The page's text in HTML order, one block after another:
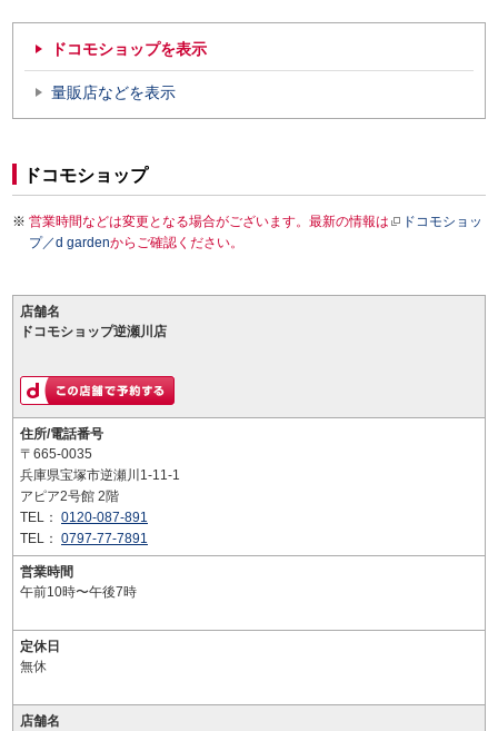
ドコモショップを表示
量販店などを表示
ドコモショップ
営業時間などは変更となる場合がございます。最新の情報は
ドコモショッ
プ／d gardenからご確認ください。
店舗名
ドコモショップ逆瀬川店
住所/電話番号
〒665-0035
兵庫県宝塚市逆瀬川1-11-1
アピア2号館 2階
TEL： 0120-087-891
TEL： 0797-77-7891
営業時間
午前10時〜午後7時
定休日
無休
店舗名